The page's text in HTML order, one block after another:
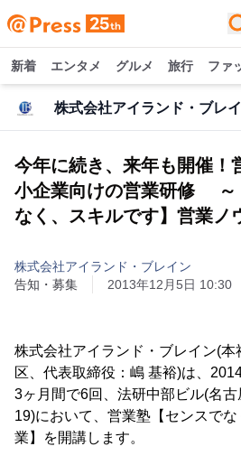
新着 エンタメ グルメ 旅行 ファ
株式会社アイランド・ブレ
今年に続き、来年も開催！
小企業向けの営業研修 ～
なく、スキルです】営業ノ
株式会社アイランド・ブレイン
告知・募集
2013年12月5日 10:30
株式会社アイランド・ブレイン(本
区、代表取締役：嶋 基裕)は、
3ヶ月間で6回、法研中部ビル(名
19)において、営業塾【センスで
業】を開講します。